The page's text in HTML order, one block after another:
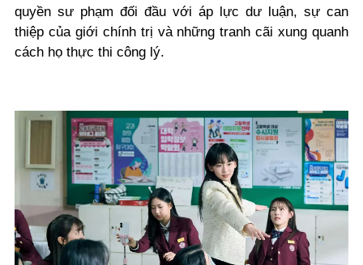
quyền sư phạm đối đầu với áp lực dư luận, sự can
thiệp của giới chính trị và những tranh cãi xung quanh
cách họ thực thi công lý.